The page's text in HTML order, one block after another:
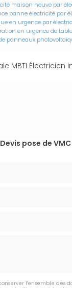
maison neuve par
panne électricité par
en urgence par
en urgence de
panneaux
MBTI Électricien
pose de
l'ensemble des